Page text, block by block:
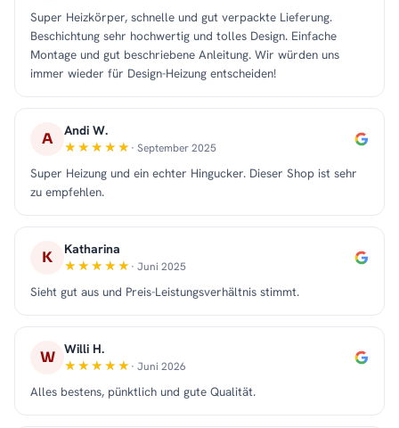
Super Heizkörper, schnelle und gut verpackte Lieferung.
Beschichtung sehr hochwertig und tolles Design. Einfache
Montage und gut beschriebene Anleitung. Wir würden uns
immer wieder für Design-Heizung entscheiden!
A Andi W.
· September 2025
Super Heizung und ein echter Hingucker. Dieser Shop ist sehr
zu empfehlen.
K Katharina
· Juni 2025
Sieht gut aus und Preis-Leistungsverhältnis stimmt.
W Willi H.
· Juni 2026
Alles bestens, pünktlich und gute Qualität.